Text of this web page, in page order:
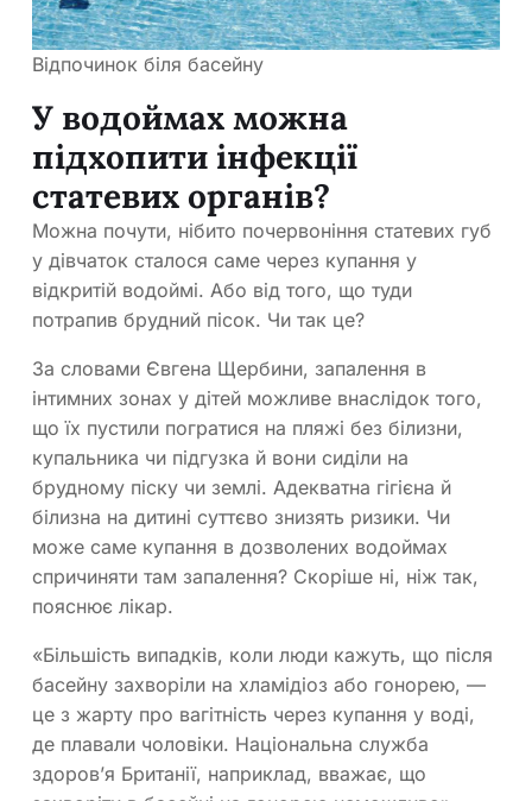
Відпочинок біля басейну
У водоймах можна
підхопити інфекції
статевих органів?
Можна почути, нібито почервоніння статевих губ
у дівчаток сталося саме через купання у
відкритій водоймі. Або від того, що туди
потрапив брудний пісок. Чи так це?
За словами Євгена Щербини, запалення в
інтимних зонах у дітей можливе внаслідок того,
що їх пустили погратися на пляжі без білизни,
купальника чи підгузка й вони сиділи на
брудному піску чи землі. Адекватна гігієна й
білизна на дитині суттєво знизять ризики. Чи
може саме купання в дозволених водоймах
спричиняти там запалення? Скоріше ні, ніж так,
пояснює лікар.
«Більшість випадків, коли люди кажуть, що після
басейну захворіли на хламідіоз або гонорею, —
це з жарту про вагітність через купання у воді,
де плавали чоловіки. Національна служба
здоров’я Британії, наприклад, вважає, що